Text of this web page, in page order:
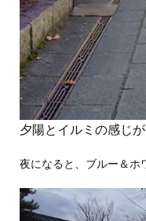
夕陽とイルミの感じ
夜になると、ブルー＆ホ